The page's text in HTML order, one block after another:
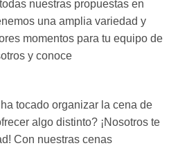
nuestras propuestas en
una amplia variedad y
momentos para tu equipo de
y conoce
tocado organizar la cena de
algo distinto? ¡Nosotros te
Con nuestras cenas